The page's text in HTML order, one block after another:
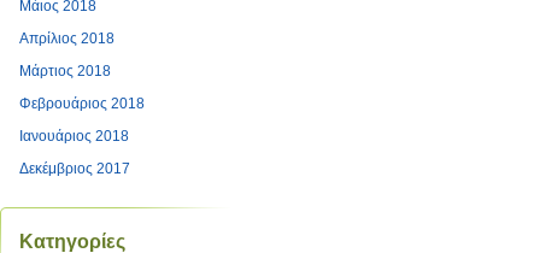
Μάιος 2018
Απρίλιος 2018
Μάρτιος 2018
Φεβρουάριος 2018
Ιανουάριος 2018
Δεκέμβριος 2017
Kατηγορίες